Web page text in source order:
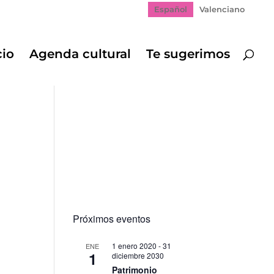
Español Valenciano
Agenda cultural Te sugerimos
Próximos eventos
ENE
1
1 enero 2020 -31
diciembre 2030
Patrimonio